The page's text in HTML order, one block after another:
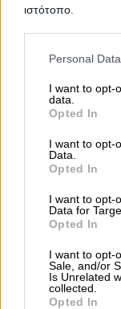
ιστότοπο.
Please note that
and may gather
to Google and its
purposes in
Personal
I want to opt-
data.
Opted In
I want to opt-
Data.
Opted In
I want to opt-
Data for
Opted In
I want to opt-
Sale, and/or
Is Unrelated
collected.
Opted In
Prefecture
PLEXIGLASS CENTER
Popular
Moving Services